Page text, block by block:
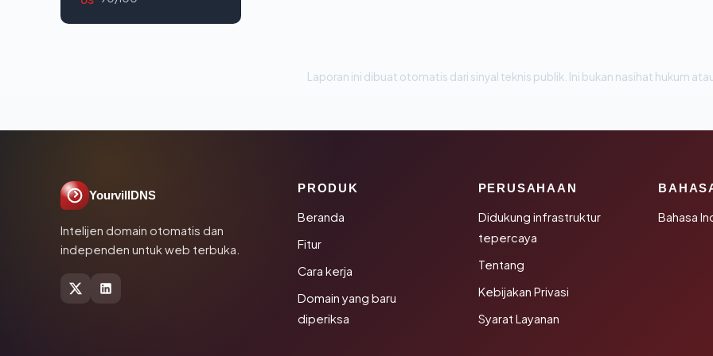
Laporan ini dibuat otomatis dari sinyal teknis publik. Ini bukan nasihat hukum
YourvillDNS
Intelijen domain otomatis dan
independen untuk web terbuka.
PRODUK
Beranda
Fitur
Cara kerja
Domain yang baru
diperiksa
PERUSAHAAN
Didukung infrastruktur
tepercaya
Tentang
Kebijakan Privasi
Syarat Layanan
Bahasa